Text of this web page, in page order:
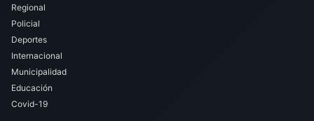
Regional
Policial
Deportes
Internacional
Municipalidad
Educación
Covid-19